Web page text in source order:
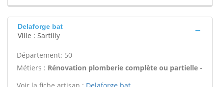
Delaforge bat
Ville : Sartilly
Département: 50
Métiers : Rénovation plomberie complète ou partielle -